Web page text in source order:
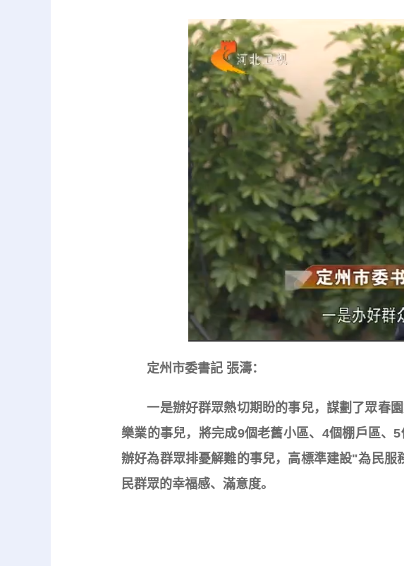
定州市委書記 張濤：
一是辦好群眾熱切期盼的事兒，謀劃了眾春園
樂業的事兒，將完成9個老舊小區、4個棚戶區、
辦好為群眾排憂解難的事兒，高標準建設"為民
民群眾的幸福感、滿意度。